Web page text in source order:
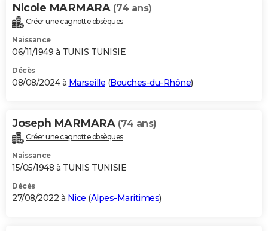
Carte de Noël
Carte Bonne année
Carte Saint-Valentin
Carte Pâques
Carte d'anniversaire
DICTIONNAIRE
Dictionnaire
Biographies
Citations
Expressions
Proverbes
PROGRAMME TV
S'inscrire
Se connecter
Lycées
Collèges
Primaires
Universités
Entreprises
Service militaire
Avis de recherche
AVIS DE DÉCÈS
Bricolage
Lifestyle
Culture
Sport
Auto
Television
Voyage
Cinema
Nicole MARMARA (74 ans)
Créer une cagnotte obsèques
Naissance
06/11/1949 à TUNIS TUNISIE
Décès
08/08/2024 à Marseille (Bouches-du-Rhône)
Joseph MARMARA (74 ans)
Créer une cagnotte obsèques
Naissance
15/05/1948 à TUNIS TUNISIE
Décès
27/08/2022 à Nice (Alpes-Maritimes)